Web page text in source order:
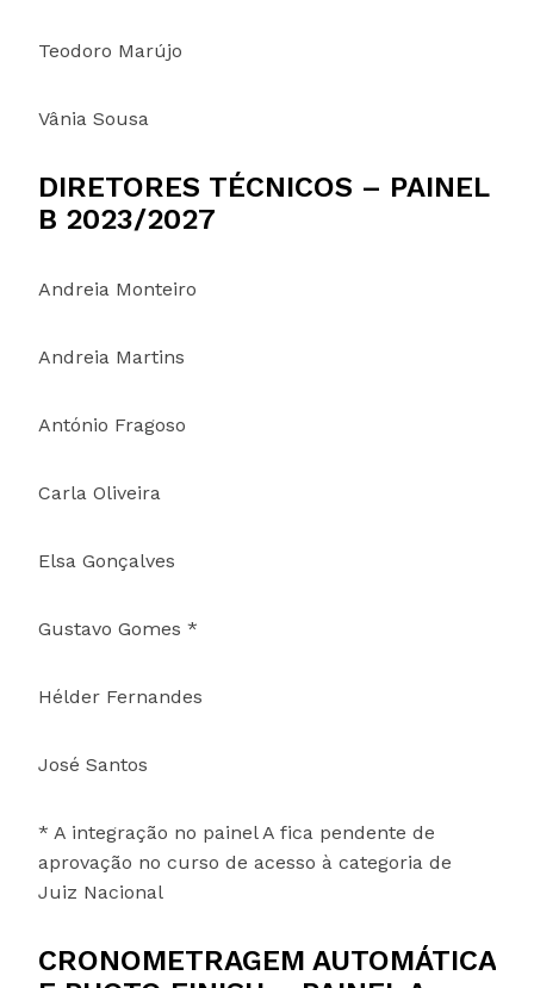
Teodoro Marújo
Vânia Sousa
DIRETORES TÉCNICOS – PAINEL
B 2023/2027
Andreia Monteiro
Andreia Martins
António Fragoso
Carla Oliveira
Elsa Gonçalves
Gustavo Gomes *
Hélder Fernandes
José Santos
* A integração no painel A fica pendente de
aprovação no curso de acesso à categoria de
Juiz Nacional
CRONOMETRAGEM AUTOMÁTICA